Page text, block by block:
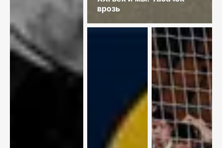
врозь